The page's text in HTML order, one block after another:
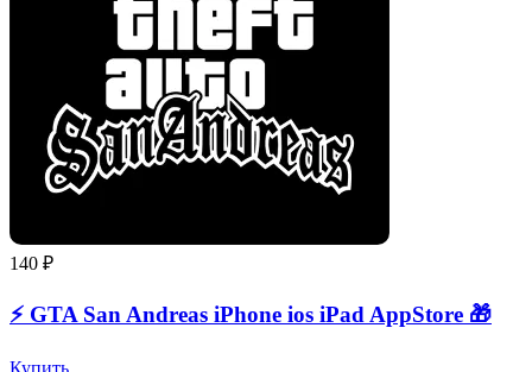
140 ₽
⚡️ GTA San Andreas iPhone ios iPad AppStore 🎁